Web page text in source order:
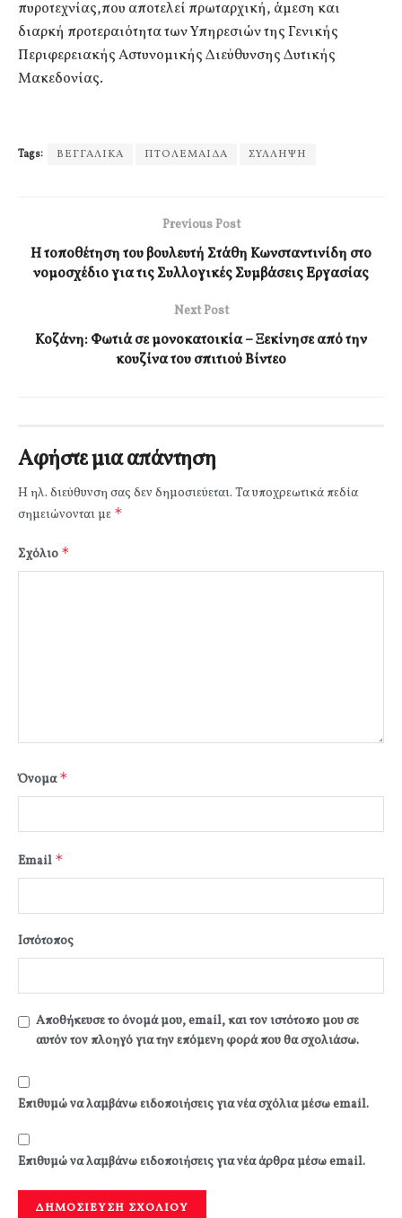
πυροτεχνίας,που αποτελεί πρωταρχική, άμεση και
διαρκή προτεραιότητα των Υπηρεσιών της Γενικής
Περιφερειακής Αστυνομικής Διεύθυνσης Δυτικής
Μακεδονίας.
Tags: ΒΕΓΓΑΛΙΚΑ ΠΤΟΛΕΜΑΙΔΑ ΣΥΛΛΗΨΗ
Previous Post
Η τοποθέτηση του βουλευτή Στάθη Κωνσταντινίδη στο
νομοσχέδιο για τις Συλλογικές Συμβάσεις Εργασίας
Next Post
Κοζάνη: Φωτιά σε μονοκατοικία – Ξεκίνησε από την
κουζίνα του σπιτιού Βίντεο
Αφήστε μια απάντηση
Η ηλ. διεύθυνση σας δεν δημοσιεύεται. Τα υποχρεωτικά πεδία
σημειώνονται με *
Σχόλιο *
Όνομα*
Email *
Ιστότοπος
Αποθήκευσε το όνομά μου, email, και τον ιστότοπο μου σε
αυτόν τον πλοηγό για την επόμενη φορά που θα σχολιάσω.
Επιθυμώ να λαμβάνω ειδοποιήσεις για νέα σχόλια μέσω email.
Επιθυμώ να λαμβάνω ειδοποιήσεις για νέα άρθρα μέσω email.